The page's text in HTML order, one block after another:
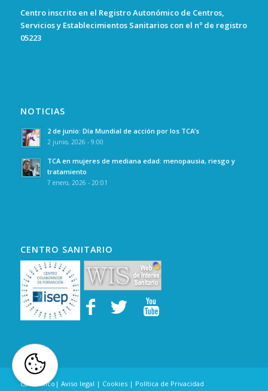
Centro inscrito en el Registro Autonómico de Centros,
Servicios y Establecimientos Sanitarios con el nº de registro
05223
NOTICIAS
2 de junio: Día Mundial de acción por los TCA’s
2 junio, 2026 - 9:00
TCA en mujeres de mediana edad: menopausia, riesgo y
tratamiento
7 enero, 2026 - 20:01
CENTRO SANITARIO
Canal Ético | Aviso legal | Cookies| Política de Privacidad